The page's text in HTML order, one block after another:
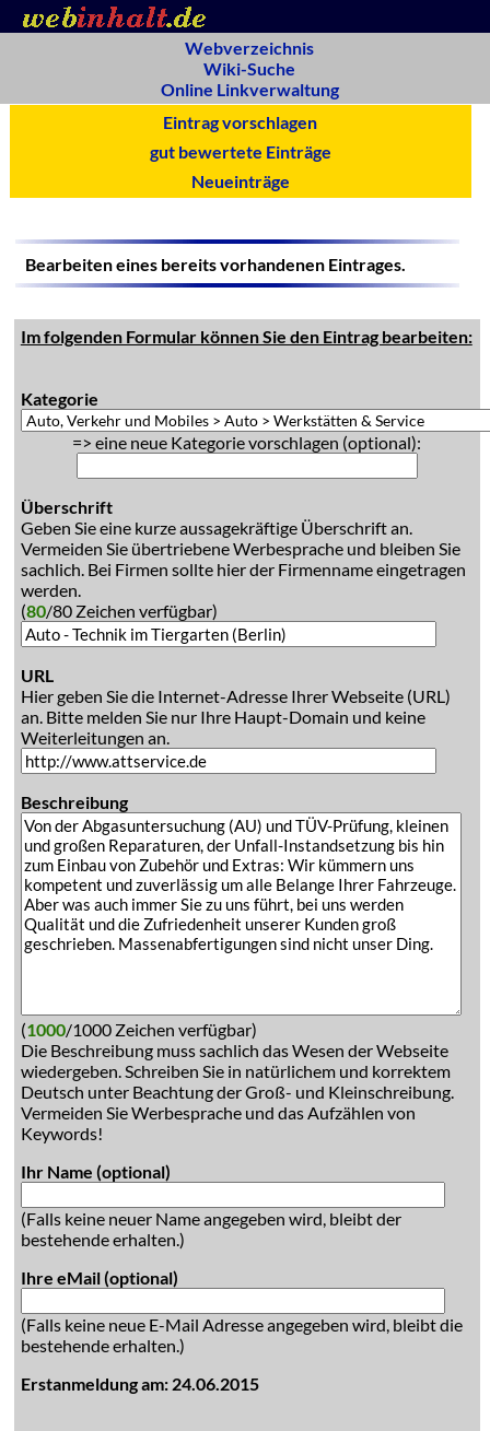
Webverzeichnis
Wiki-Suche
Online Linkverwaltung
Eintrag vorschlagen
gut bewertete Einträge
Neueinträge
Bearbeiten eines bereits vorhandenen Eintrages.
Im folgenden Formular können Sie den Eintrag bearbeiten:
Kategorie
=> eine neue Kategorie vorschlagen (optional):
Überschrift
Geben Sie eine kurze aussagekräftige Überschrift an.
Vermeiden Sie übertriebene Werbesprache und bleiben Sie
sachlich. Bei Firmen sollte hier der Firmenname eingetragen
werden.
(80/80 Zeichen verfügbar)
URL
Hier geben Sie die Internet-Adresse Ihrer Webseite (URL)
an. Bitte melden Sie nur Ihre Haupt-Domain und keine
Weiterleitungen an.
Beschreibung
(1000/1000 Zeichen verfügbar)
Die Beschreibung muss sachlich das Wesen der Webseite
wiedergeben. Schreiben Sie in natürlichem und korrektem
Deutsch unter Beachtung der Groß- und Kleinschreibung.
Vermeiden Sie Werbesprache und das Aufzählen von
Keywords!
Ihr Name (optional)
(Falls keine neuer Name angegeben wird, bleibt der
bestehende erhalten.)
Ihre eMail (optional)
(Falls keine neue E-Mail Adresse angegeben wird, bleibt die
bestehende erhalten.)
Erstanmeldung am: 24.06.2015